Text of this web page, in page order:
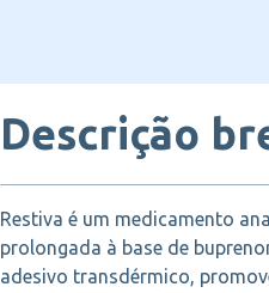
Descrição
Restiva é um medicamento
prolongada à base de
adesivo transdérmico,